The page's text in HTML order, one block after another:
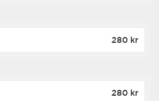
280 kr
280 kr